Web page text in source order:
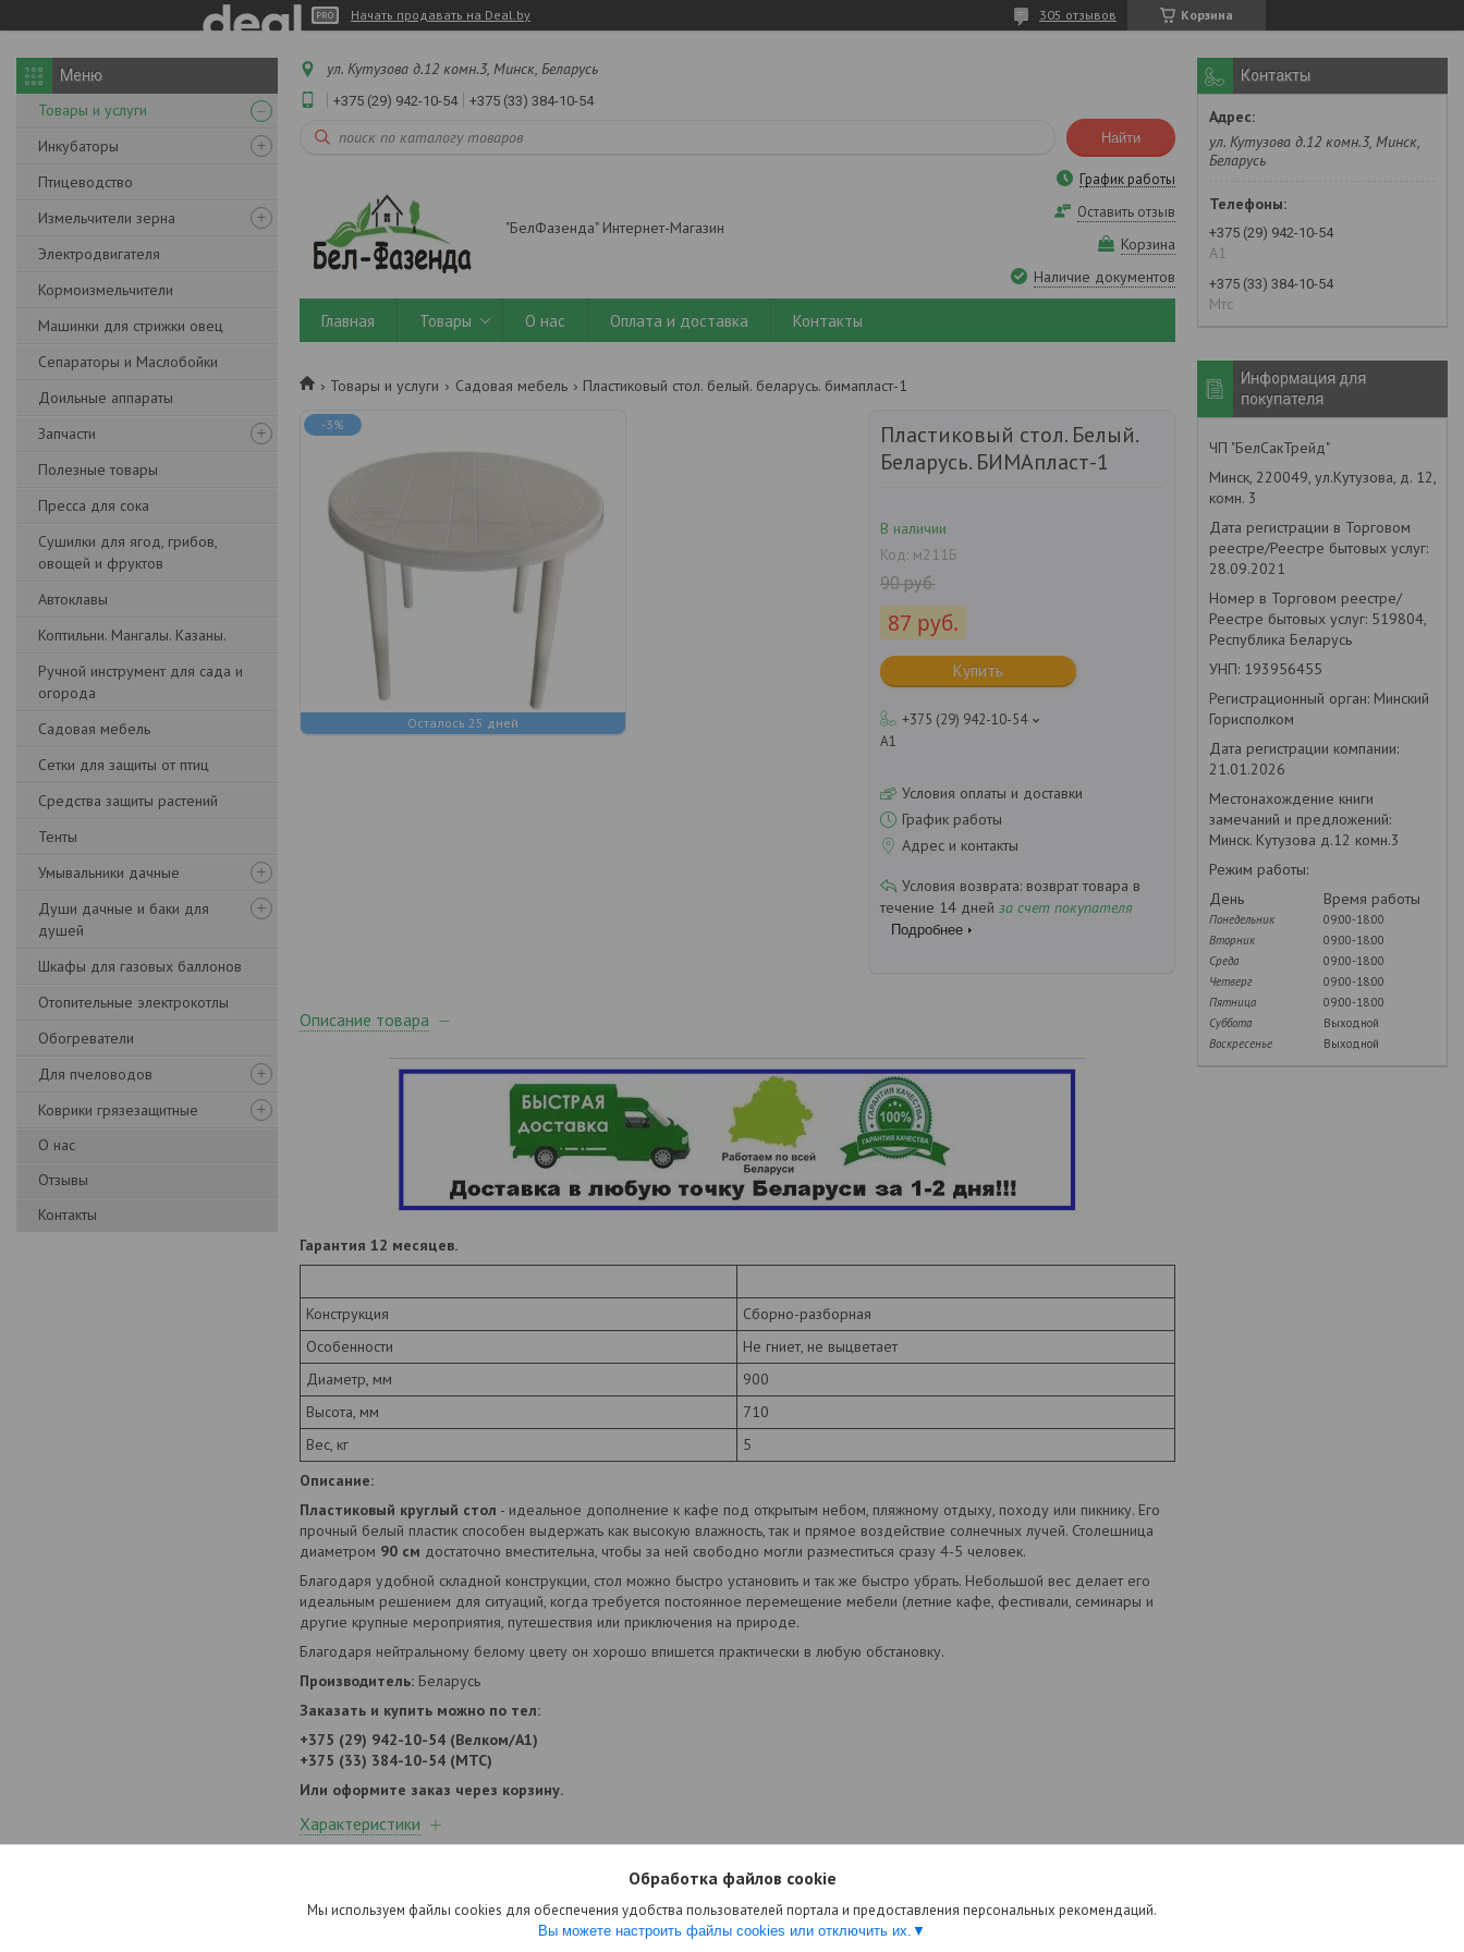
Начать продавать на Deal.by Корзина
305 отзывов
Товары и услуги
Инкубаторы
Птицеводство
Измельчители зерна
Электродвигателя
Кормоизмельчители
Машинки для стрижки овец
Сепараторы и Маслобойки
Доильные аппараты
Запчасти
Полезные товары
Пресса для сока
Сушилки для ягод, грибов,
овощей и фруктов
Автоклавы
Коптильни. Мангалы. Казаны.
Ручной инструмент для сада и
огорода
Садовая мебель
Сетки для защиты от птиц
Средства защиты растений
Тенты
Умывальники дачные
Души дачные и баки для
душей
Шкафы для газовых баллонов
Отопительные электрокотлы
Обогреватели
Для пчеловодов
Коврики грязезащитные
О нас
Отзывы
Контакты
ул. Кутузова д.12 комн.3, Минск, Беларусь
+375 (29) 942-10-54 +375 (33) 384-10-54
Найти
"БелФазенда" Интернет-Магазин
График работы
Оставить отзыв
Корзина
Наличие документов
Главная Товары О нас Оплата и доставка Контакты
Товары и услуги Садовая мебель Пластиковый стол. белый. беларусь. бимапласт-1
-3%
Осталось 25 дней
Пластиковый стол. Белый.
Беларусь. БИМАпласт-1
В наличии
Код: м211Б
90руб.
87 руб.
Купить
+375 (29) 942-10-54
А1
Условия оплаты и доставки
График работы
Адрес и контакты
возврат товара в
течение 14 дней за счет покупателя
Подробнее
Описание товара
Гарантия 12 месяцев.
Конструкция
Сборно-разборная
Особенности
Не гниет, не выцветает
Диаметр, мм
900
Высота, мм
710
Вес, кг
5
Описание:
Пластиковый круглый стол - идеальное дополнение к кафе под открытым небом, пляжному отдыху, походу или пикнику. Его
прочный белый пластик способен выдержать как высокую влажность, так и прямое воздействие солнечных лучей. Столешница
диаметром 90 см достаточно вместительна, чтобы за ней свободно могли разместиться сразу 4-5 человек.
Благодаря удобной складной конструкции, стол можно быстро установить и так же быстро убрать. Небольшой вес делает его
идеальным решением для ситуаций, когда требуется постоянное перемещение мебели (летние кафе, фестивали, семинары и
другие крупные мероприятия, путешествия или приключения на природе.
Благодаря нейтральному белому цвету он хорошо впишется практически в любую обстановку.
Производитель: Беларусь
Заказать и купить можно по тел:
+375 (29) 942-10-54 (Велком/А1)
+375 (33) 384-10-54 (МТС)
Или оформите заказ через корзину.
Характеристики
Контакты
ул. Кутузова д.12 комн.3, Минск,
Беларусь
+375 (29) 942-10-54
А1
+375 (33) 384-10-54
Мтс
Информация для
покупателя
ЧП "БелСакТрейд"
Минск, 220049, ул.Кутузова, д. 12,
комн. 3
Дата регистрации в Торговом
реестре/Реестре бытовых услуг:
28.09.2021
Номер в Торговом реестре/
Реестре бытовых услуг: 519804,
Республика Беларусь
УНП: 193956455
Регистрационный орган: Минский
Горисполком
Дата регистрации компании:
21.01.2026
Местонахождение книги
замечаний и предложений:
Минск. Кутузова д.12 комн.3
Режим работы:
День
Время работы
Понедельник
09:00-18:00
Вторник
09:00-18:00
Среда
09:00-18:00
Четверг
09:00-18:00
Пятница
09:00-18:00
Суббота
Выходной
Воскресенье
Выходной
Обработка файлов cookie
Мы используем файлы cookies для обеспечения удобства пользователей портала и предоставления персональных рекомендаций.
Вы можете настроить файлы cookies или отключить их.